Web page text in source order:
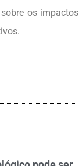
os impactos